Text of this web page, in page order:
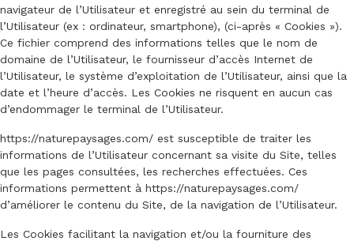
navigateur de l’Utilisateur et enregistré au sein du terminal de
l’Utilisateur (ex : ordinateur, smartphone), (ci-après « Cookies »).
Ce fichier comprend des informations telles que le nom de
domaine de l’Utilisateur, le fournisseur d’accès Internet de
l’Utilisateur, le système d’exploitation de l’Utilisateur, ainsi que la
date et l’heure d’accès. Les Cookies ne risquent en aucun cas
d’endommager le terminal de l’Utilisateur.
https://naturepaysages.com/ est susceptible de traiter les
informations de l’Utilisateur concernant sa visite du Site, telles
que les pages consultées, les recherches effectuées. Ces
informations permettent à https://naturepaysages.com/
d’améliorer le contenu du Site, de la navigation de l’Utilisateur.
Les Cookies facilitant la navigation et/ou la fourniture des